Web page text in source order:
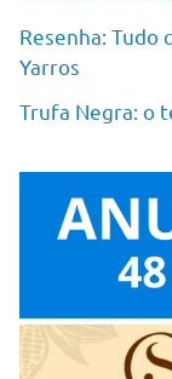
Resenha: Tudo
Yarros
Trufa Negra: o